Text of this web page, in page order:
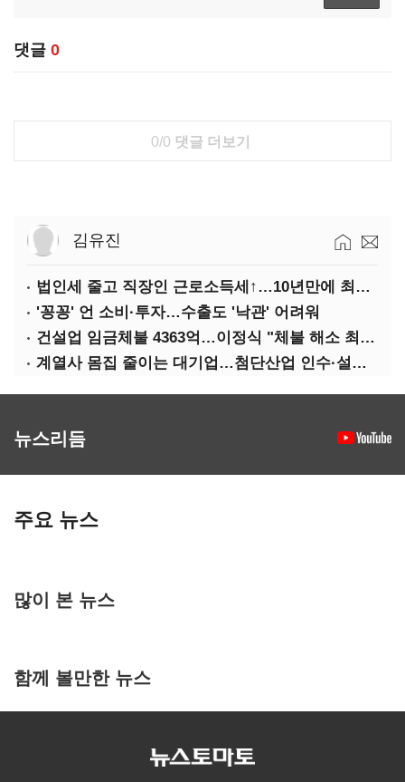
댓글 0
0/0 댓글 더보기
김유진
법인세 줄고 직장인 근로소득세↑…10년만에 최대치
'꽁꽁' 언 소비·투자…수출도 '낙관' 어려워
건설업 임금체불 4363억…이정식 "체불 해소 최우선"
계열사 몸집 줄이는 대기업…첨단산업 인수·설립에 '분주'
뉴스리듬
주요 뉴스
많이 본 뉴스
함께 볼만한 뉴스